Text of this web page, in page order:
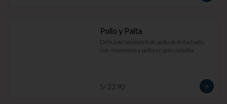
Pollo y Palta
Delicioso sándwich de pollo deshilachado,
con mayonesa y palta en pan ciabatta
S/ 23.90